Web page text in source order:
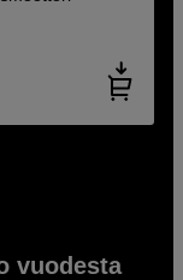
vuodesta